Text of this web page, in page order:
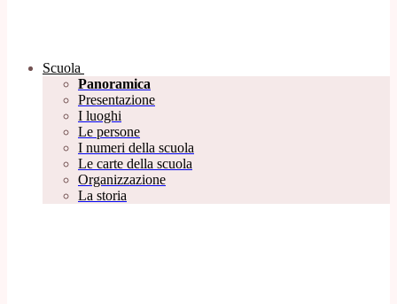
Scuola
Panoramica
Presentazione
I luoghi
Le persone
I numeri della scuola
Le carte della scuola
Organizzazione
La storia